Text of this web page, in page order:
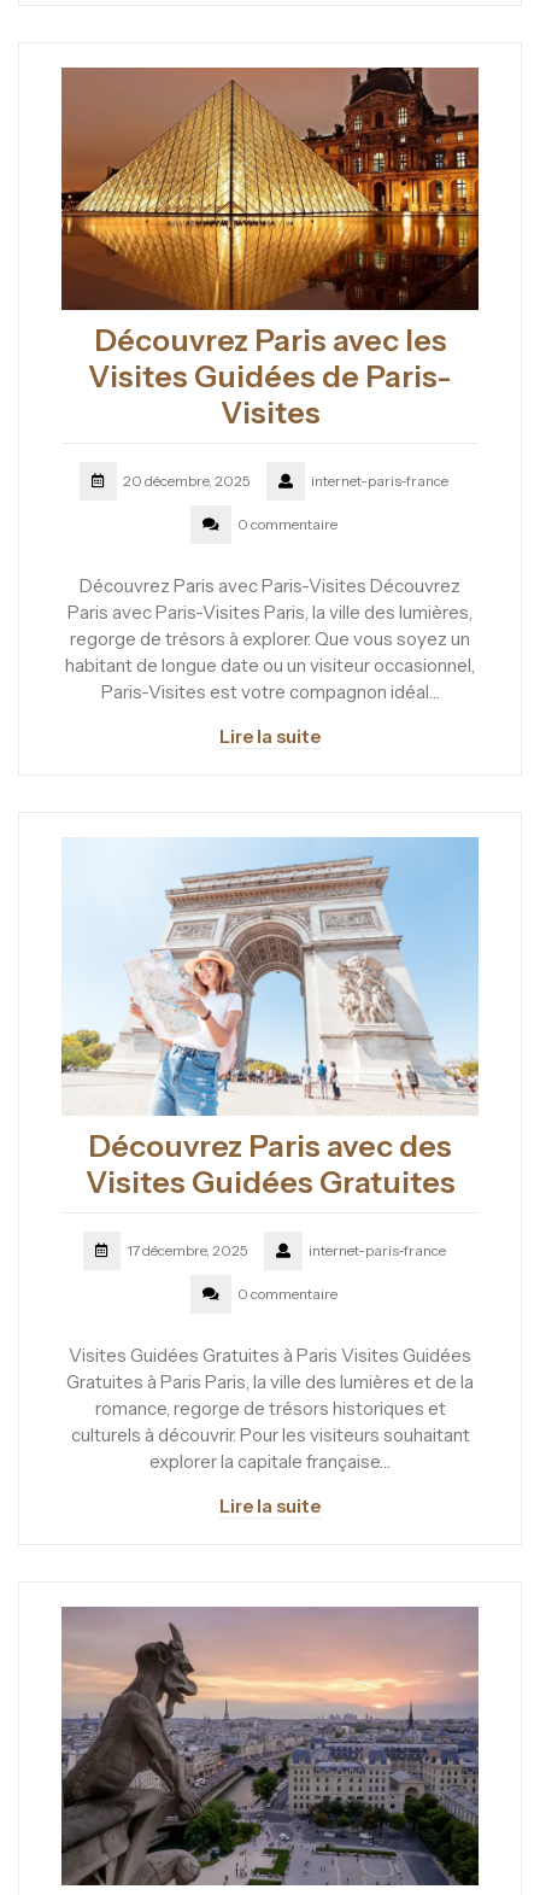
Découvrez Paris avec les
Visites Guidées de Paris-
Visites
20 décembre, 2025 internet-paris-france
0 commentaire
Découvrez Paris avec Paris-Visites Découvrez
Paris avec Paris-Visites Paris, la ville des lumières,
regorge de trésors à explorer. Que vous soyez un
habitant de longue date ou un visiteur occasionnel,
Paris-Visites est votre compagnon idéal…
Lire la suite
Découvrez Paris avec des
Visites Guidées Gratuites
17 décembre, 2025 internet-paris-france
0 commentaire
Visites Guidées Gratuites à Paris Visites Guidées
Gratuites à Paris Paris, la ville des lumières et de la
romance, regorge de trésors historiques et
culturels à découvrir. Pour les visiteurs souhaitant
explorer la capitale française…
Lire la suite